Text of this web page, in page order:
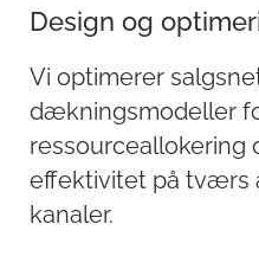
Design og
Vi optimerer
dækningsmodeller
ressourceallokering
effektivitet på tværs
kanaler.